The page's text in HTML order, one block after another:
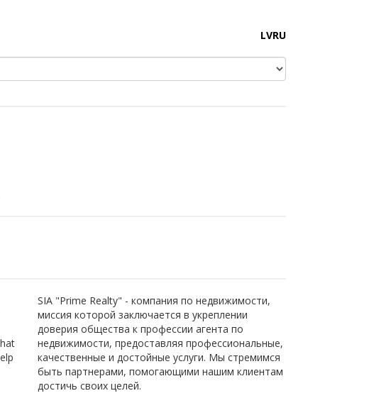
LVRU
SIA "Prime Realty" - компания по недвижимости,
миссия которой заключается в укреплении
доверия общества к профессии агента по
недвижимости, предоставляя профессиональные,
качественные и достойные услуги. Мы стремимся
быть партнерами, помогающими нашим клиентам
достичь своих целей.